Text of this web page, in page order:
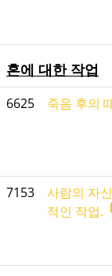
혼에 대한 작업
6625 죽음 후의
7153
사람의 자
적인 작업.